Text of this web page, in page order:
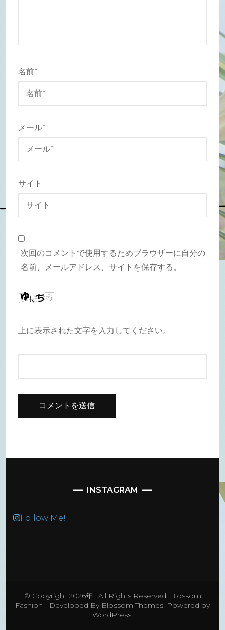
名前*
メール*
サイト
次回のコメントで使用するためブラウザーに自分の
名前、メールアドレス、サイトを保存する。
上に表示された文字を入力してください。
INSTAGRAM
Follow Me!
© Copyright 2026年 . All Rights Reserved. Blossom
Fashion | Developed By Blossom Themes. Powered by
WordPress.